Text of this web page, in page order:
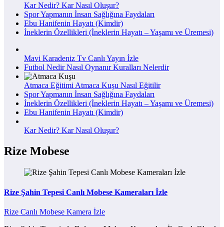
Kar Nedir? Kar Nasıl Oluşur?
Spor Yapmanın İnsan Sağlığına Faydaları
Ebu Hanifenin Hayatı (Kimdir)
İneklerin Özellikleri (İneklerin Hayatı – Yaşamı ve Üremesi)
Mavi Karadeniz Tv Canlı Yayın İzle
Futbol Nedir Nasıl Oynanır Kuralları Nelerdir
Atmaca Eğitimi Atmaca Kuşu Nasıl Eğitilir
Spor Yapmanın İnsan Sağlığına Faydaları
İneklerin Özellikleri (İneklerin Hayatı – Yaşamı ve Üremesi)
Ebu Hanifenin Hayatı (Kimdir)
Kar Nedir? Kar Nasıl Oluşur?
Rize Mobese
Rize Şahin Tepesi Canlı Mobese Kameraları İzle
Rize Canlı Mobese Kamera İzle